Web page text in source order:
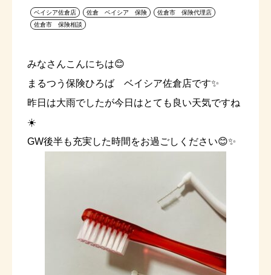
ベイシア佐倉店 佐倉 ベイシア 保険
佐倉市 保険代理店
佐倉市 保険相談
みなさんこんにちは😊
まるつう保険ひろば ベイシア佐倉店です✨
昨日は大雨でしたが今日はとても良い天気ですね
☀️
GW後半も充実した時間をお過ごしください😊✨